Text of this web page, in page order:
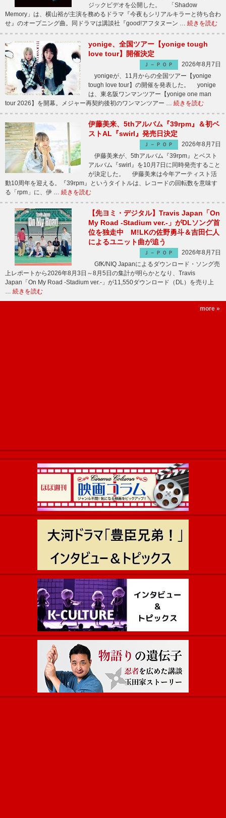
ジックビデオを公開した。 「Shadow
Memory」は、横山裕が主演を務めるドラマ『今夜もシリアルキラーと待ち合わ
せ』のオープニング曲。同ドラマは講談社『good!アフタヌーン … 続きを読む
yonige、全国ツアー【yonige tough
love tour】開催決定
Ｊ－ＰＯＰ
2026年8月7日
yonigeが、11月からの全国ツアー【yonige
tough love tour】の開催を発表した。 yonige
は、東名阪ワンマンツアー【yonige one man
tour 2026】を開幕。メジャー再契約後初のワンマンツアー … 続きを読む
伊藤美来、5thアルバム『39rpm』＆初ベ
ストAL『swirl』発売日決定
Ｊ－ＰＯＰ
2026年8月7日
伊藤美来が、5thアルバム『39rpm』とベスト
アルバム『swirl』を10月7日に同時発売すること
が決定した。 伊藤美来は今年アーティスト活
動10周年を迎える。『39rpm』というタイトルは、レコードの回転数を意味す
る「rpm」に、伊 … 続きを読む
【先ヨミ・デジタル】Travis Japan「On
My Road -Stadium ver.-」がDLソング首
位を独走中 M!LKの佐野勇斗＆吉田仁人
によるユニット曲が追う
Ｊ－ＰＯＰ
2026年8月7日
GfK/NIQ Japanによるダウンロード・ソング売
上レポートから2026年8月3日～8月5日の集計が明らかとなり、Travis
Japan「On My Road -Stadium ver.-」が11,550ダウンロード（DL）を売り上
… 続きを読む
more »